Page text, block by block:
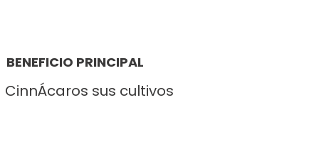
BENEFICIO PRINCIPAL
CinnÁcaros sus cultivos